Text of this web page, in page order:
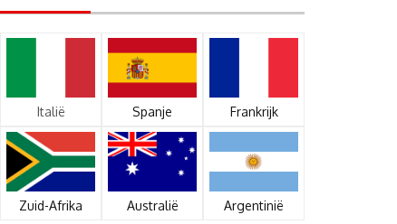
Italië Spanje Frankrijk
Zuid-Afrika Australië Argentinië